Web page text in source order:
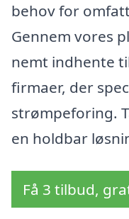
behov for
Gennem vores
nemt indhente
firmaer, der
strømpeforing.
en holdbar
Få 3 tilbud,